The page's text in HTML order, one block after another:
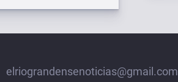
elriograndensenoticias@gmail.com